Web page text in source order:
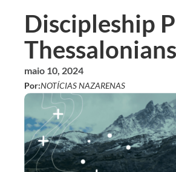
Discipleship
Thessalonians
maio 10, 2024
Por:NOTÍCIAS NAZARENAS